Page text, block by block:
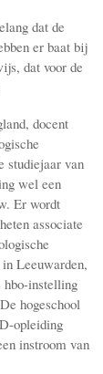
dat de
er baat bij
dat voor de
docent
studiejaar van
wel een
Er wordt
associate
Leeuwarden,
instelling
hogeschool
opleiding
instroom van